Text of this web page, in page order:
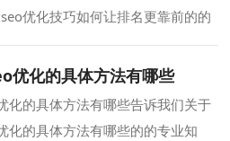
优化技巧如何让排名更靠前的的
长春网络公司介绍您网站建设seo
排名更靠前的方面的知识.
优化的具体方法有哪些
化的具体方法有哪些告诉我们关于
化的具体方法有哪些的的专业知